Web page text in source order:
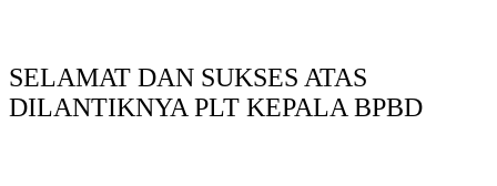
SELAMAT DAN SUKSES ATAS
DILANTIKNYA PLT KEPALA BPBD